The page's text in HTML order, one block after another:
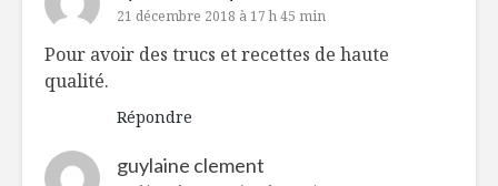
21 décembre 2018 à 17 h 45 min
Pour avoir des trucs et recettes de haute
qualité.
Répondre
guylaine clement